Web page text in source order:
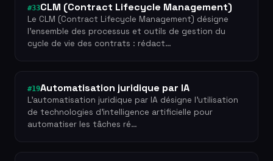
#33CLM (Contract Lifecycle Management)
Le CLM (Contract Lifecycle Management) désigne
l'ensemble des processus et outils de gestion du
cycle de vie des contrats : rédact…
#19Automatisation juridique par IA
L'automatisation juridique par IA désigne l'utilisation
de technologies d'intelligence artificielle pour
automatiser les tâches ré…